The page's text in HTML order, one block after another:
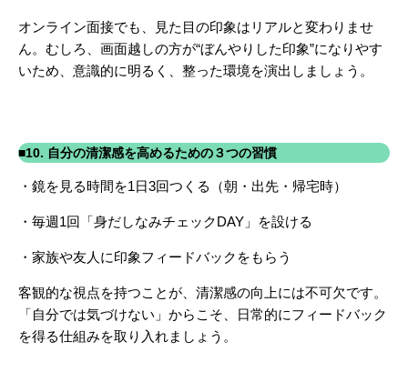
オンライン面接でも、見た目の印象はリアルと変わりませ
ん。むしろ、 画面越しの方が“ぼんやりした印象”になりやす
いため、意識的に明るく、整った環境を演出しましょう。
■10. 自分の清潔感を高めるための３つの習慣
・鏡を見る時間を1日3回つくる（朝・出先・帰宅時）
・毎週1回「身だしなみチェックDAY」を設ける
・家族や友人に印象フィードバックをもらう
客観的な視点を持つことが、清潔感の向上には不可欠です。
「自分では気づけない」からこそ、日常的にフィードバック
を得る仕組みを取り入れましょう。